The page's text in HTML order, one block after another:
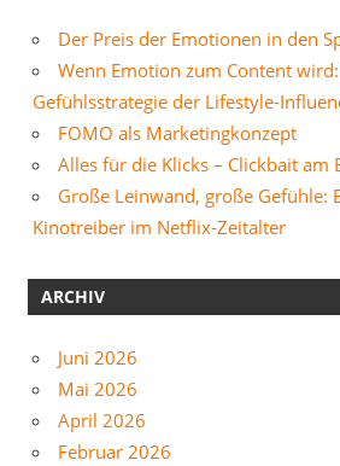
Der Preis der Emotionen in den
Wenn Emotion zum Content
Gefühlsstrategie der Lifestyle-
FOMO als Marketingkonzept
Alles für die Klicks – Clickbait am
Große Leinwand, große Gefühle:
Kinotreiber im Netflix-Zeitalter
ARCHIV
Juni 2026
Mai 2026
April 2026
Februar 2026